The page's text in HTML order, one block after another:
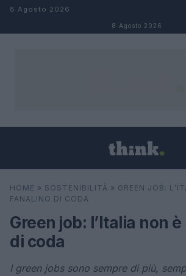
Salta al contenuto
8 Agosto 2026
8 Agosto 2026
Cerca
HOME » SOSTENIBILITÀ » GREEN JOB:
FANALINO DI CODA
Green job: l’Italia non
di coda
I green jobs sono sempre di più,